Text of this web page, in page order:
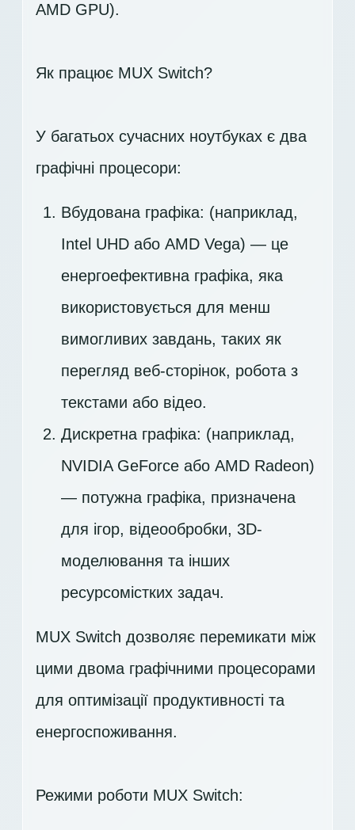
AMD GPU).
Як працює MUX Switch?
У багатьох сучасних ноутбуках є два
графічні процесори:
Вбудована графіка: (наприклад,
Intel UHD або AMD Vega) — це
енергоефективна графіка, яка
використовується для менш
вимогливих завдань, таких як
перегляд веб-сторінок, робота з
текстами або відео.
Дискретна графіка: (наприклад,
NVIDIA GeForce або AMD Radeon)
— потужна графіка, призначена
для ігор, відеообробки, 3D-
моделювання та інших
ресурсомістких задач.
MUX Switch дозволяє перемикати між
цими двома графічними процесорами
для оптимізації продуктивності та
енергоспоживання.
Режими роботи MUX Switch: